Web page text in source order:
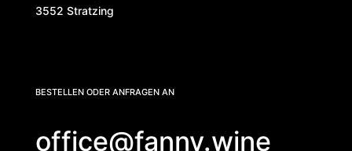
3552 Stratzing
BESTELLEN ODER ANFRAGEN AN
office@fanny.wine